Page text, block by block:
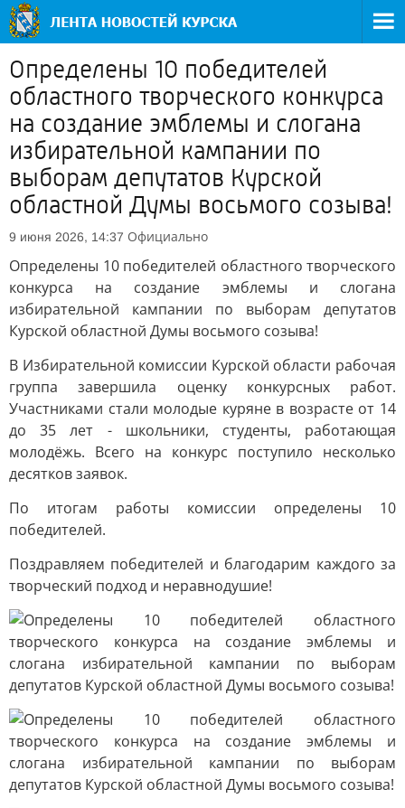
Определены 10 победителей
областного творческого конкурса
на создание эмблемы и слогана
избирательной кампании по
выборам депутатов Курской
областной Думы восьмого созыва!
9 июня 2026, 14:37 Официально
Определены 10 победителей областного творческого
конкурса на создание эмблемы и слогана
избирательной кампании по выборам депутатов
Курской областной Думы восьмого созыва!
В Избирательной комиссии Курской области рабочая
группа завершила оценку конкурсных работ.
Участниками стали молодые куряне в возрасте от 14
до 35 лет - школьники, студенты, работающая
молодёжь. Всего на конкурс поступило несколько
десятков заявок.
По итогам работы комиссии определены 10
победителей.
Поздравляем победителей и благодарим каждого за
творческий подход и неравнодушие!